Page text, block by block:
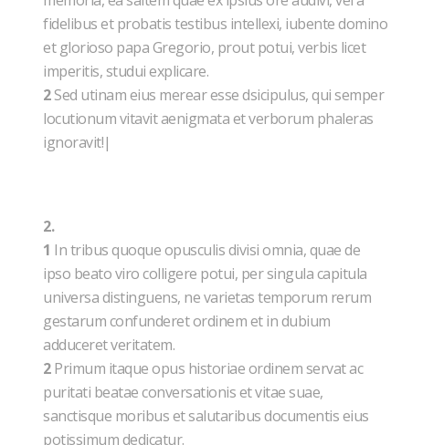
fidelibus et probatis testibus intellexi, iubente domino
et glorioso papa Gregorio, prout potui, verbis licet
imperitis, studui explicare.
2Sed utinam eius merear esse dsicipulus, qui semper
locutionum vitavit aenigmata et verborum phaleras
ignoravit!|
2.
1 In tribus quoque opusculis divisi omnia, quae de
ipso beato viro colligere potui, per singula capitula
universa distinguens, ne varietas temporum rerum
gestarum confunderet ordinem et in dubium
adduceret veritatem.
2Primum itaque opus historiae ordinem servat ac
puritati beatae conversationis et vitae suae,
sanctisque moribus et salutaribus documentis eius
potissimum dedicatur.